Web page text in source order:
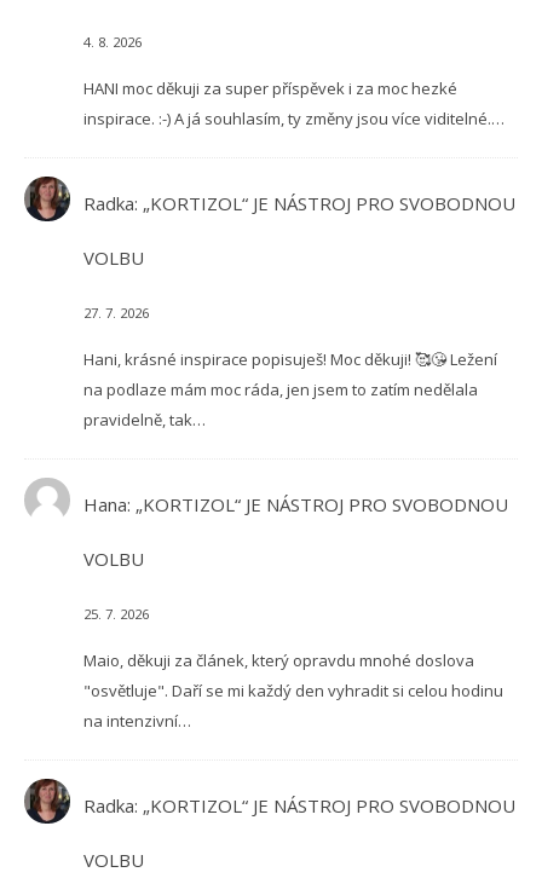
4. 8. 2026
HANI moc děkuji za super příspěvek i za moc hezké
inspirace. :-) A já souhlasím, ty změny jsou více viditelné.…
Radka: „KORTIZOL“ JE NÁSTROJ PRO SVOBODNOU
VOLBU
27. 7. 2026
Hani, krásné inspirace popisuješ! Moc děkuji! 🥰😘 Ležení
na podlaze mám moc ráda, jen jsem to zatím nedělala
pravidelně, tak…
Hana: „KORTIZOL“ JE NÁSTROJ PRO SVOBODNOU
VOLBU
25. 7. 2026
Maio, děkuji za článek, který opravdu mnohé doslova
"osvětluje". Daří se mi každý den vyhradit si celou hodinu
na intenzivní…
Radka: „KORTIZOL“ JE NÁSTROJ PRO SVOBODNOU
VOLBU